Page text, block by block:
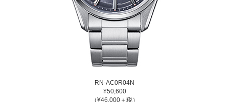
RN-AC0R04N
¥50,600
（¥46,000＋税）